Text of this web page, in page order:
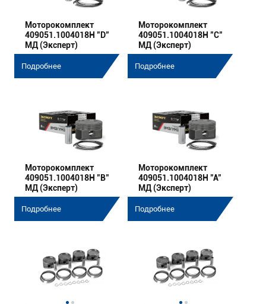
Моторокомплект
409051.1004018Н "D"
МД (Эксперт)
Подробнее
Моторокомплект
409051.1004018Н "C"
МД (Эксперт)
Подробнее
Моторокомплект
409051.1004018Н "B"
МД (Эксперт)
Подробнее
Моторокомплект
409051.1004018Н "A"
МД (Эксперт)
Подробнее